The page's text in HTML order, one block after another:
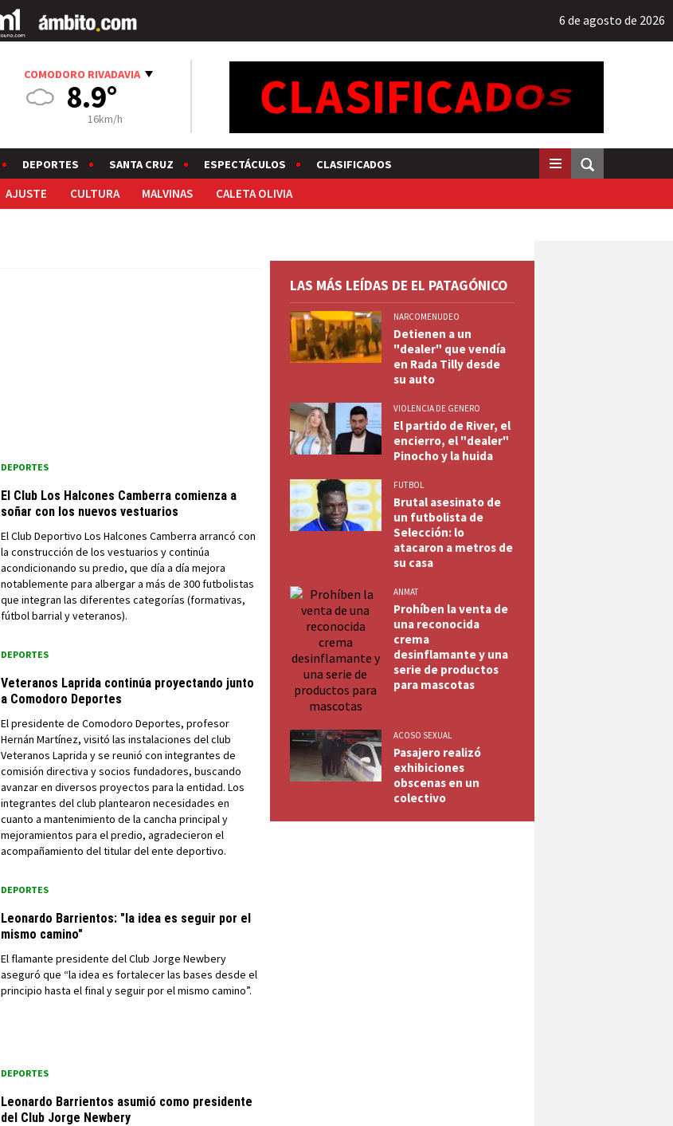
6 de agosto de 2026
COMODORO RIVADAVIA
8.9°
16km/h
DEPORTES SANTA CRUZ ESPECTÁCULOS CLASIFICADOS
AJUSTE CULTURA MALVINAS CALETA OLIVIA
DEPORTES
El Club Los Halcones Camberra comienza a
soñar con los nuevos vestuarios
El Club Deportivo Los Halcones Camberra arrancó con
la construcción de los vestuarios y continúa
acondicionando su predio, que día a día mejora
notablemente para albergar a más de 300 futbolistas
que integran las diferentes categorías (formativas,
fútbol barrial y veteranos).
DEPORTES
Veteranos Laprida continúa proyectando junto
a Comodoro Deportes
El presidente de Comodoro Deportes, profesor
Hernán Martínez, visitó las instalaciones del club
Veteranos Laprida y se reunió con integrantes de
comisión directiva y socios fundadores, buscando
avanzar en diversos proyectos para la entidad. Los
integrantes del club plantearon necesidades en
cuanto a mantenimiento de la cancha principal y
mejoramientos para el predio, agradecieron el
acompañamiento del titular del ente deportivo.
DEPORTES
Leonardo Barrientos: "la idea es seguir por el
mismo camino"
El flamante presidente del Club Jorge Newbery
aseguró que “la idea es fortalecer las bases desde el
principio hasta el final y seguir por el mismo camino”.
DEPORTES
Leonardo Barrientos asumió como presidente
del Club Jorge Newbery
LAS MÁS LEÍDAS DE EL PATAGÓNICO
NARCOMENUDEO
Detienen a un
"dealer" que vendía
en Rada Tilly desde
su auto
VIOLENCIA DE GENERO
El partido de River, el
encierro, el "dealer"
Pinocho y la huida
FUTBOL
Brutal asesinato de
un futbolista de
Selección: lo
atacaron a metros de
su casa
ANMAT
Prohíben la venta de
una reconocida
crema
desinflamante y una
serie de productos
para mascotas
ACOSO SEXUAL
Pasajero realizó
exhibiciones
obscenas en un
colectivo